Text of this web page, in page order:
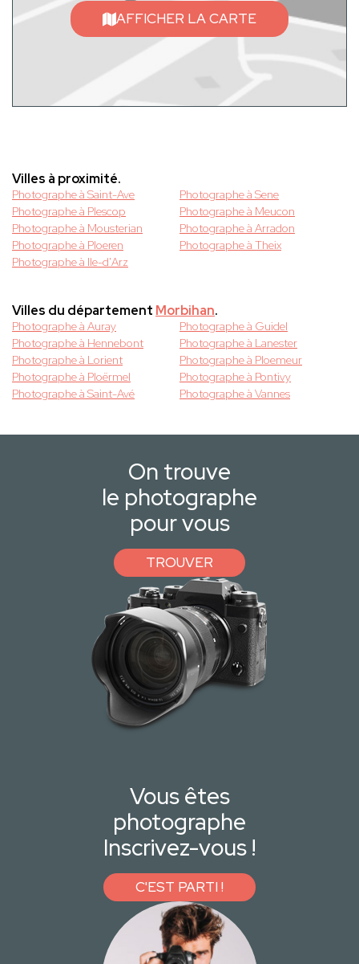
AFFICHER LA CARTE
Villes à proximité.
Photographe à Saint-Ave
Photographe à Sene
Photographe à Plescop
Photographe à Meucon
Photographe à Mousterian
Photographe à Arradon
Photographe à Ploeren
Photographe à Theix
Photographe à Ile-d'Arz
Villes du département Morbihan.
Photographe à Auray
Photographe à Guidel
Photographe à Hennebont
Photographe à Lanester
Photographe à Lorient
Photographe à Ploemeur
Photographe à Ploërmel
Photographe à Pontivy
Photographe à Saint-Avé
Photographe à Vannes
On trouve
le photographe
pour vous
TROUVER
Vous êtes
photographe
Inscrivez-vous !
C'EST PARTI !